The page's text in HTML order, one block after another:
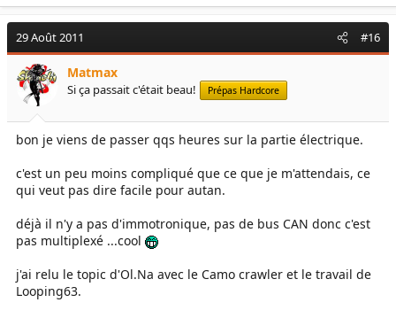
29 Août 2011 #16
Matmax
Si ça passait c'était beau! Prépas Hardcore
bon je viens de passer qqs heures sur la partie électrique.
c'est un peu moins compliqué que ce que je m'attendais, ce
qui veut pas dire facile pour autan.
déjà il n'y a pas d'immotronique, pas de bus CAN donc c'est
pas multiplexé ...cool
j'ai relu le topic d'Ol.Na avec le Camo crawler et le travail de
Looping63.